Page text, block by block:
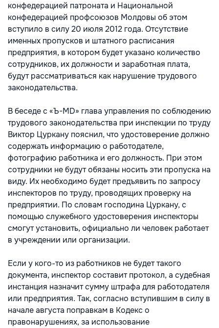
конфедерацией патроната и Национальной
конфедерацией профсоюзов Молдовы об этом
вступило в силу 20 июля 2012 года. Отсутствие
именных пропусков и штатного расписания
предприятия, в котором будет указано количество
сотрудников, их должности и заработная плата,
будут рассматриваться как нарушение трудового
законодательства.
В беседе с «Ъ-MD» глава управления по соблюдению
трудового законодательства при инспекции по труду
Виктор Цуркану пояснил, что удостоверение должно
содержать информацию о работодателе,
фотографию работника и его должность. При этом
сотрудники не будут обязаны носить эти пропуска на
виду. Их необходимо будет предъявить по запросу
инспекторов по труду, проводящих проверку на
предприятии. По словам господина Цуркану, с
помощью служебного удостоверения инспекторы
смогут установить, официально ли человек работает
в учреждении или организации.
Если у кого-то из работников не будет такого
документа, инспектор составит протокол, а судебная
инстанция назначит сумму штрафа для работодателя
или предприятия. Так, согласно вступившим в силу в
начале августа поправкам в Кодекс о
правонарушениях, за использование